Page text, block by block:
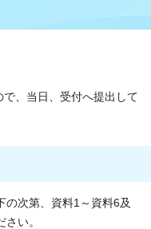
で、当日、受付へ提出して
の次第、資料1～資料6及
い。